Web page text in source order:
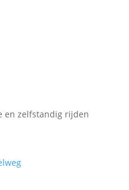
en zelfstandig rijden